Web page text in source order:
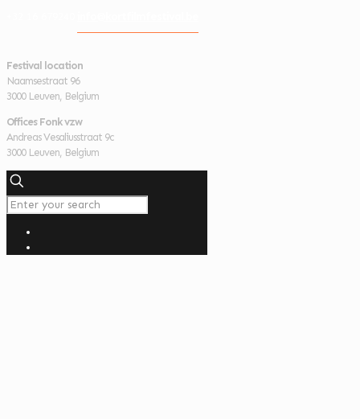
Festival location
Naamsestraat 96
3000 Leuven, Belgium
Offices Fonk vzw
Andreas Vesaliusstraat 9c
3000 Leuven, Belgium